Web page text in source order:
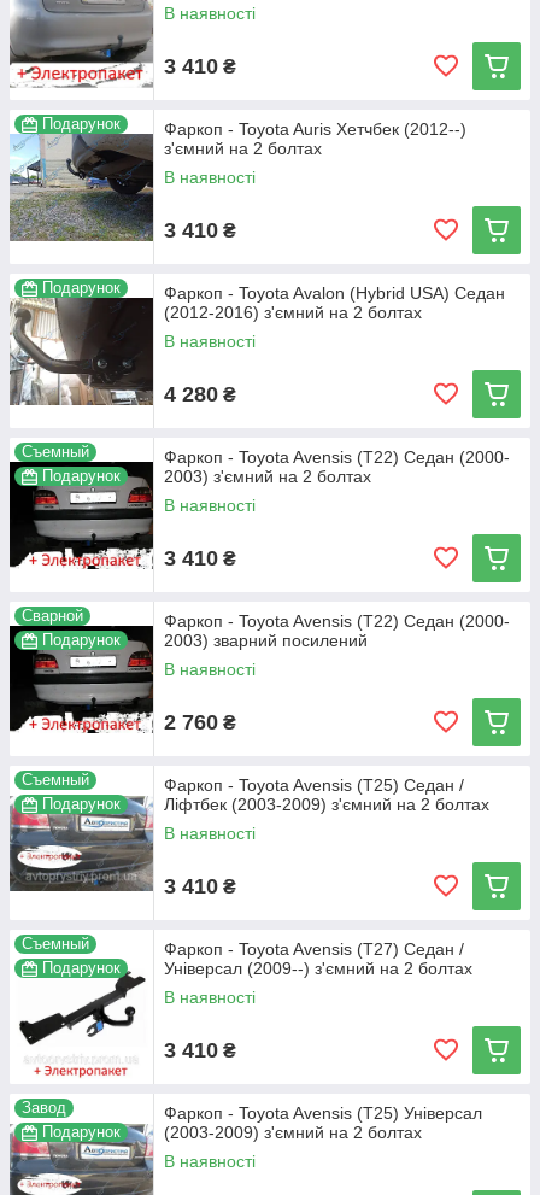
В наявності
3 410 ₴
Подарунок
Фаркоп - Toyota Auris Хетчбек (2012--)
з'ємний на 2 болтах
В наявності
3 410 ₴
Подарунок
Фаркоп - Toyota Avalon (Hybrid USA) Седан
(2012-2016) з'ємний на 2 болтах
В наявності
4 280 ₴
Съемный
Подарунок
Фаркоп - Toyota Avensis (Т22) Седан (2000-
2003) з'ємний на 2 болтах
В наявності
3 410 ₴
Сварной
Подарунок
Фаркоп - Toyota Avensis (Т22) Седан (2000-
2003) зварний посилений
В наявності
2 760 ₴
Съемный
Подарунок
Фаркоп - Toyota Avensis (T25) Седан /
Ліфтбек (2003-2009) з'ємний на 2 болтах
В наявності
3 410 ₴
Съемный
Подарунок
Фаркоп - Toyota Avensis (T27) Седан /
Універсал (2009--) з'ємний на 2 болтах
В наявності
3 410 ₴
Завод
Подарунок
Фаркоп - Toyota Avensis (T25) Універсал
(2003-2009) з'ємний на 2 болтах
В наявності